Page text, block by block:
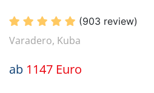
(903 review)
Varadero, Kuba
ab 1147 Euro